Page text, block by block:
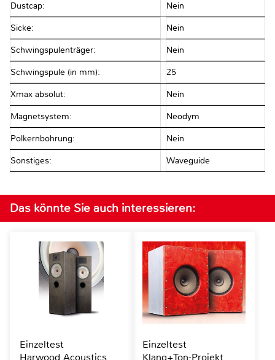
Dustcap: Nein
Sicke: Nein
Schwingspulenträger: Nein
Schwingspule (in mm): 25
Xmax absolut: Nein
Magnetsystem: Neodym
Polkernbohrung: Nein
Sonstiges: Waveguide
Das könnte Sie auch interessieren:
Einzeltest
Harwood Acoustics
Einzeltest
Klang+Ton-Projekt